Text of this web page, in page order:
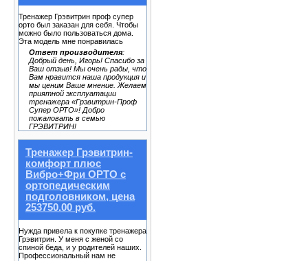
Тренажер Грэвитрин проф супер
орто был заказан для себя. Чтобы
можно было пользоваться дома.
Эта модель мне понравилась
Ответ производителя:
Добрый день, Игорь! Спасибо за
Ваш отзыв! Мы очень рады, что
Вам нравится наша продукция и
мы ценим Ваше мнение. Желаем
приятной эксплуатации
тренажера «Грэвитрин-Проф
Супер ОРТО»! Добро
пожаловать в семью
ГРЭВИТРИН!
Тренажер Грэвитрин-
комфорт плюс
Вибро+Фри ОРТО с
ортопедическим
подголовником, цена
253750.00 руб.
Нужда привела к покупке тренажера
Грэвитрин. У меня с женой со
спиной беда, и у родителей наших.
Профессиональный нам не